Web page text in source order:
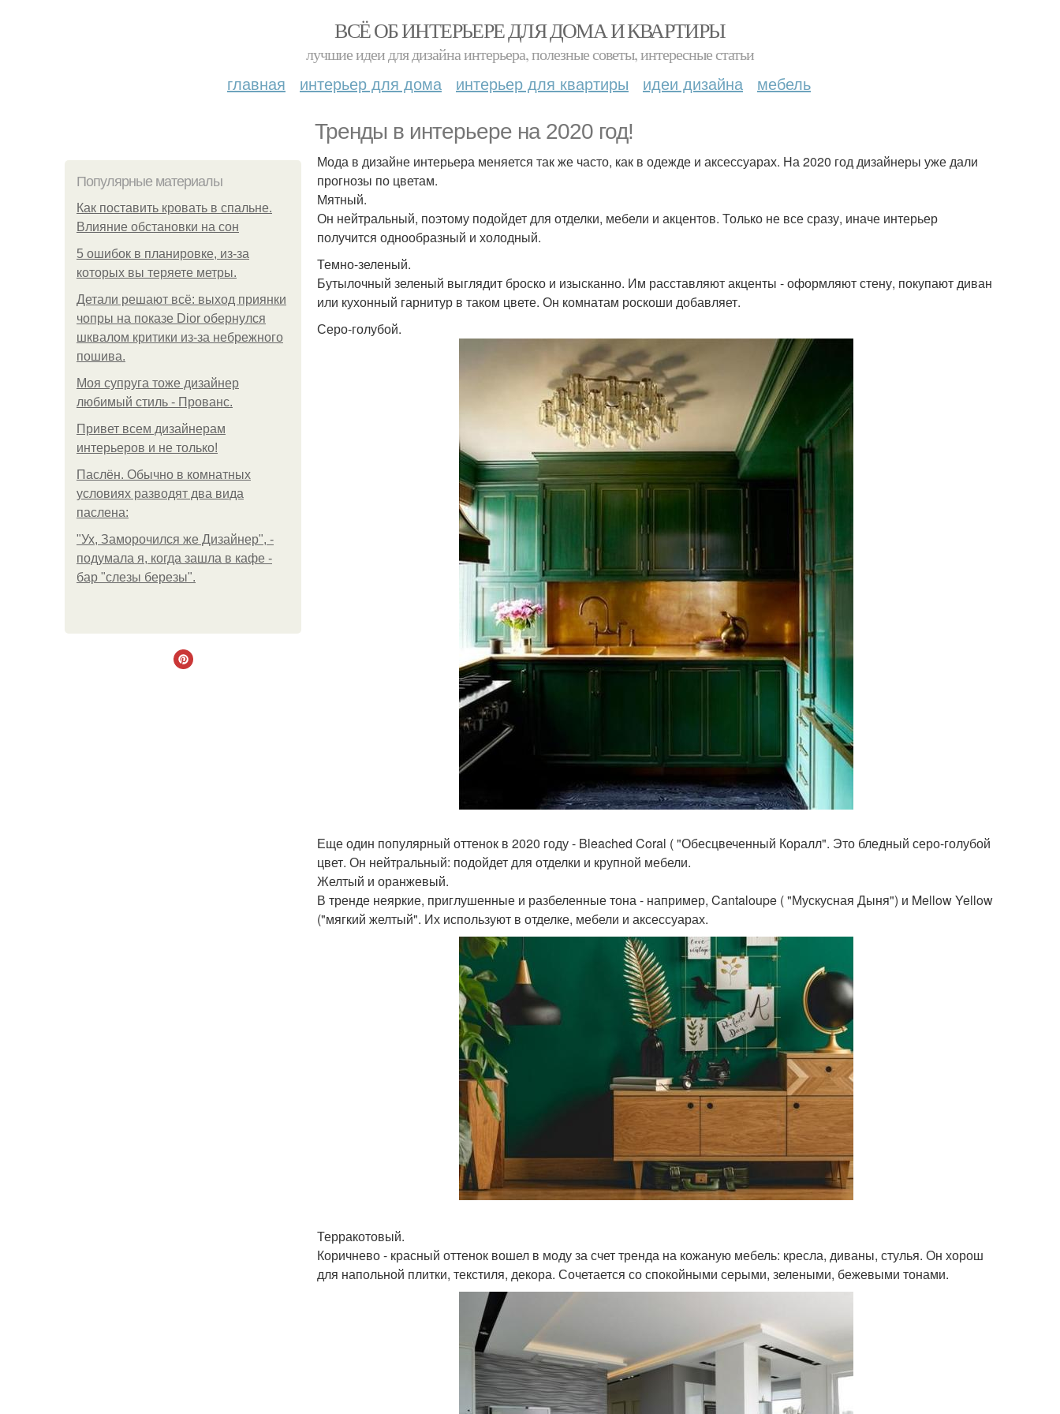
ВСЁ ОБ ИНТЕРЬЕРЕ ДЛЯ ДОМА И КВАРТИРЫ
лучшие идеи для дизайна интерьера, полезные советы, интересные статьи
главная интерьер для дома интерьер для квартиры идеи дизайна мебель
Тренды в интерьере на 2020 год!
Популярные материалы
Как поставить кровать в спальне.
Влияние обстановки на сон
5 ошибок в планировке, из-за
которых вы теряете метры.
Детали решают всё: выход приянки
чопры на показе Dior обернулся
шквалом критики из-за небрежного
пошива.
Моя супруга тоже дизайнер
любимый стиль - Прованс.
Привет всем дизайнерам
интерьеров и не только!
Паслён. Обычно в комнатных
условиях разводят два вида
паслена:
"Ух, Заморочился же Дизайнер", -
подумала я, когда зашла в кафе -
бар "слезы березы".
Мода в дизайне интерьера меняется так же часто, как в одежде и аксессуарах. На 2020 год дизайнеры уже дали
прогнозы по цветам.
Мятный.
Он нейтральный, поэтому подойдет для отделки, мебели и акцентов. Только не все сразу, иначе интерьер
получится однообразный и холодный.
Темно-зеленый.
Бутылочный зеленый выглядит броско и изысканно. Им расставляют акценты - оформляют стену, покупают диван
или кухонный гарнитур в таком цвете. Он комнатам роскоши добавляет.
Серо-голубой.
Еще один популярный оттенок в 2020 году - Bleached Coral ( "Обесцвеченный Коралл". Это бледный серо-голубой
цвет. Он нейтральный: подойдет для отделки и крупной мебели.
Желтый и оранжевый.
В тренде неяркие, приглушенные и разбеленные тона - например, Cantaloupe ( "Мускусная Дыня") и Mellow Yellow
("мягкий желтый". Их используют в отделке, мебели и аксессуарах.
Терракотовый.
Коричнево - красный оттенок вошел в моду за счет тренда на кожаную мебель: кресла, диваны, стулья. Он хорош
для напольной плитки, текстиля, декора. Сочетается со спокойными серыми, зелеными, бежевыми тонами.